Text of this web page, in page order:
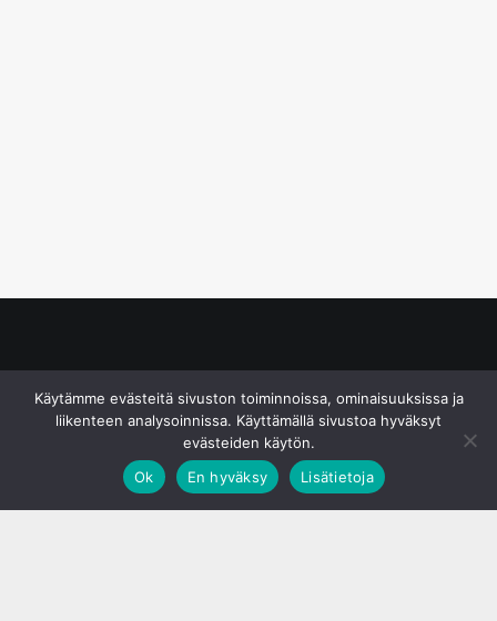
Käytämme evästeitä sivuston toiminnoissa, ominaisuuksissa ja
liikenteen analysoinnissa. Käyttämällä sivustoa hyväksyt
evästeiden käytön.
Ok
En hyväksy Lisätietoja